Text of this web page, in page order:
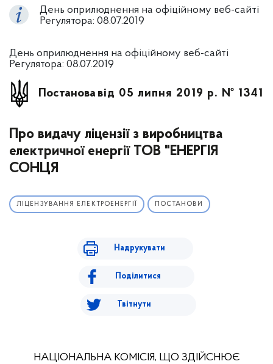
День оприлюднення на офіційному веб-сайті
Регулятора: 08.07.2019
День оприлюднення на офіційному веб-сайті
Регулятора: 08.07.2019
Постанова від 05 липня 2019 р. № 1341
Про видачу ліцензії з виробництва
електричної енергії ТОВ "ЕНЕРГІЯ
СОНЦЯ
ЛІЦЕНЗУВАННЯ ЕЛЕКТРОЕНЕРГІЇ ПОСТАНОВИ
Надрукувати
Поділитися
Твітнути
НАЦІОНАЛЬНА КОМІСІЯ, ЩО ЗДІЙСНЮЄ